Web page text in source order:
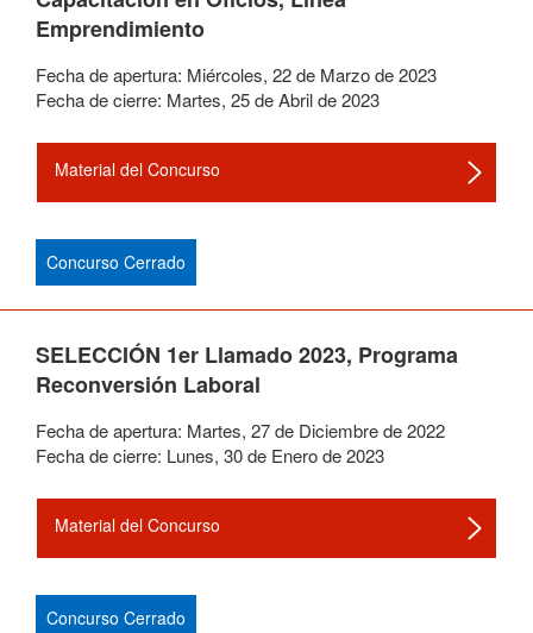
Emprendimiento
Fecha de apertura: Miércoles, 22de Marzode2023
Fecha de cierre: Martes, 25deAbrilde2023
Material del Concurso
Concurso Cerrado
SELECCIÓN 1er Llamado 2023, Programa
Reconversión Laboral
Fecha de apertura: Martes, 27de Diciembrede2022
Fecha de cierre: Lunes, 30de Enerode2023
Material del Concurso
Concurso Cerrado